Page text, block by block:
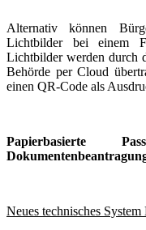
Alternativ können
Lichtbilder bei einem
Lichtbilder werden durch
Behörde per Cloud
einen QR-Code als
Papierbasierte
Neues technisches